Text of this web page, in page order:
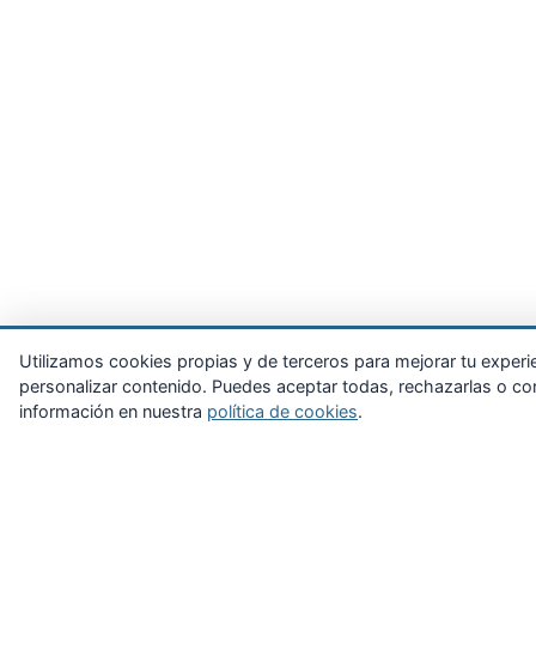
Utilizamos cookies propias y de terceros para mejorar tu
personalizar contenido. Puedes aceptar todas, rechazarlas o
información en nuestra política de cookies.